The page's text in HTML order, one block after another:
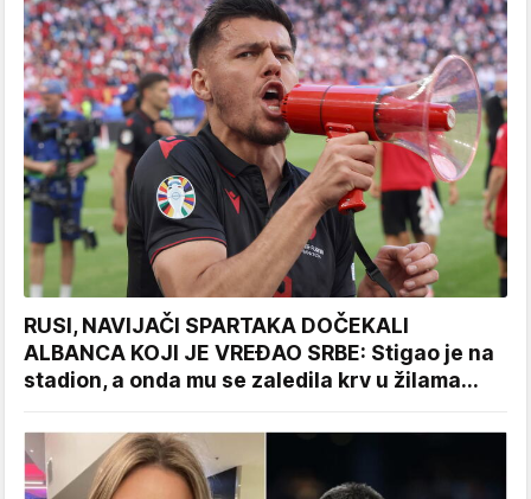
RUSI, NAVIJAČI SPARTAKA DOČEKALI
ALBANCA KOJI JE VREĐAO SRBE: Stigao je na
stadion, a onda mu se zaledila krv u žilama...